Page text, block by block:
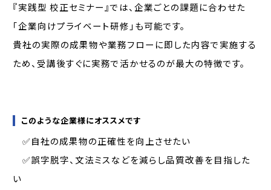
『実践型 校正セミナー』では、企業ごとの課題に合わせた
「企業向けプライベート研修」も可能です。
貴社の実際の成果物や業務フローに即した内容で実施する
ため、受講後すぐに実務で活かせるのが最大の特徴です。
このような企業様にオススメです
✅自社の成果物の正確性を向上させたい
✅誤字脱字、文法ミスなどを減らし品質改善を目指した
い